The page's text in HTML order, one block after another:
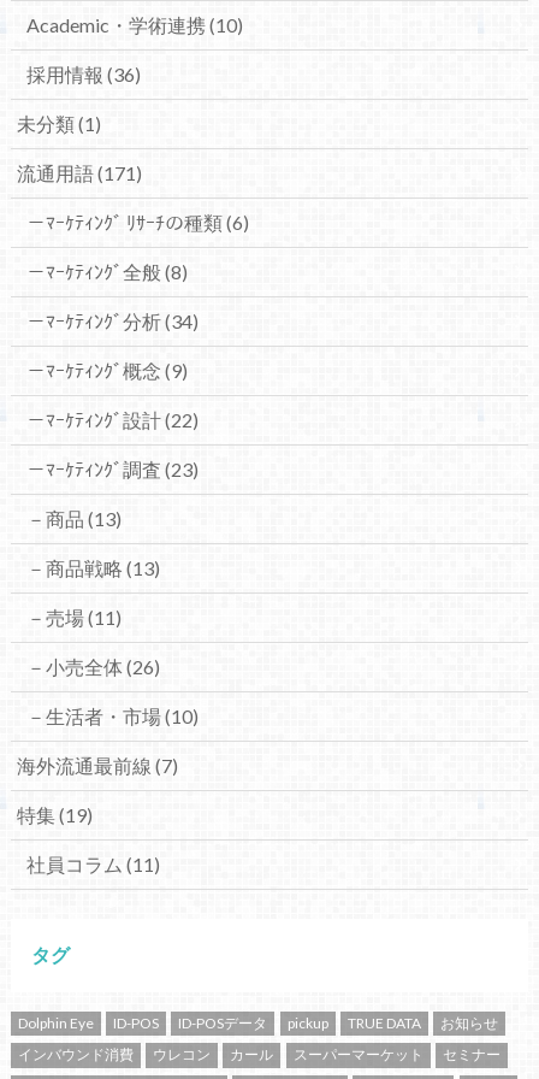
Academic・学術連携(10)
採用情報 (36)
未分類(1)
流通用語(171)
－ﾏｰｹﾃｨﾝｸﾞ ﾘｻｰﾁの種類(6)
－ﾏｰｹﾃｨﾝｸﾞ全般(8)
－ﾏｰｹﾃｨﾝｸﾞ分析(34)
－ﾏｰｹﾃｨﾝｸﾞ概念 (9)
－ﾏｰｹﾃｨﾝｸﾞ設計(22)
－ﾏｰｹﾃｨﾝｸﾞ調査 (23)
－商品 (13)
－商品戦略 (13)
－売場(11)
－小売全体(26)
－生活者・市場(10)
海外流通最前線 (7)
特集(19)
社員コラム (11)
タグ
Dolphin Eye ID-POS ID-POSデータ pickup TRUE DATA
お知らせ
インバウンド消費
ウレコン カール スーパーマーケット
セミナー